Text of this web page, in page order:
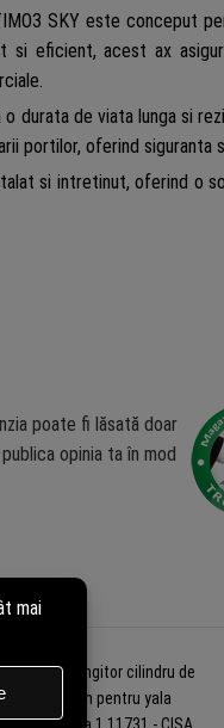
SKY este conceput
si eficient, acest ax
durata de viata lunga si
portilor, oferind siguranta
si intretinut, oferind o
poate fi lăsată doar
opinia ta în mod